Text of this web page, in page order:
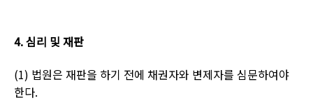
4.심리 및 재판
(1) 법원은 재판을 하기 전에 채권자와 변제자를 심문하여야
한다.